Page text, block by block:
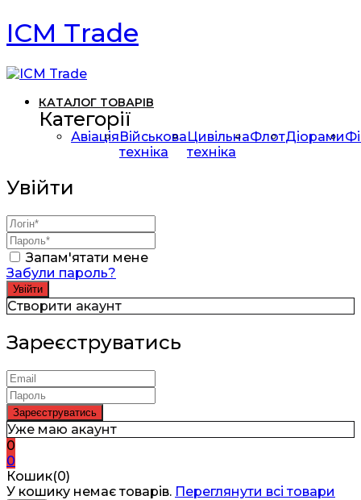
ICM Trade
КАТАЛОГ ТОВАРІВ
Категорії
АвіаціяВійськова
техніка
Цивільна
техніка
ФлотДіорами
Увійти
Запам'ятати мене
Забули пароль?
Створити акаунт
Зареєструватись
Уже маю акаунт
0
0
Кошик(0)
У кошику немає товарів. Переглянути всі товари